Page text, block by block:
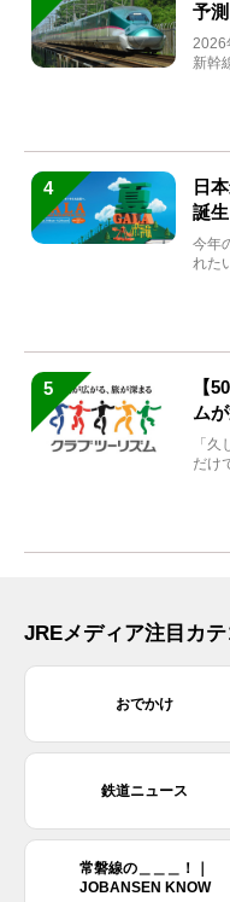
予
券
2026
新幹
4
日
誕
ま
今年
れた
5
【
ム
「
だけ
JREメディア注目カテ
おでかけ
鉄道ニュース
常磐線の＿＿＿！｜
JOBANSEN KNOW